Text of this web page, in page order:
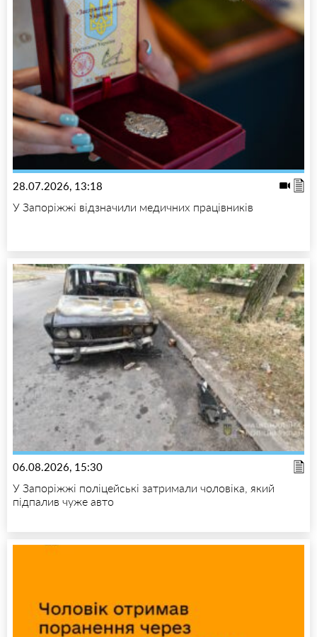
28.07.2026, 13:18
У Запоріжжі відзначили медичних працівників
06.08.2026, 15:30
У Запоріжжі поліцейські затримали чоловіка, який
підпалив чуже авто